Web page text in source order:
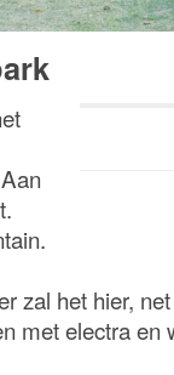
zal het hier,
met electra